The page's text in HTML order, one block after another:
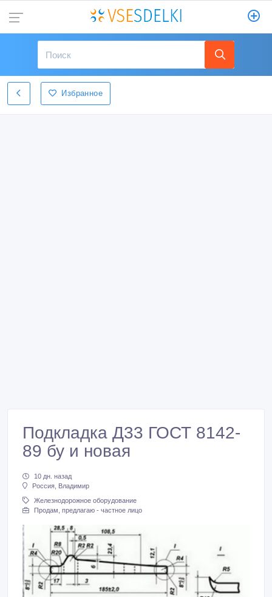
Избранное
Подкладка Д33 ГОСТ 8142-
89 бу и новая
10 дн. назад
Россия, Владимир
Железнодорожное оборудование
Продам, предлагаю - частное лицо